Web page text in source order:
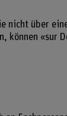
nicht über
können «sur